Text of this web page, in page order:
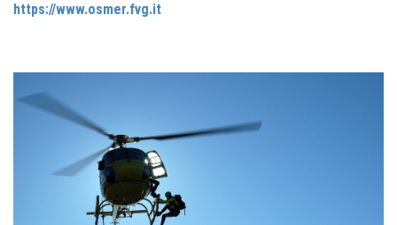
https://www.osmer.fvg.it